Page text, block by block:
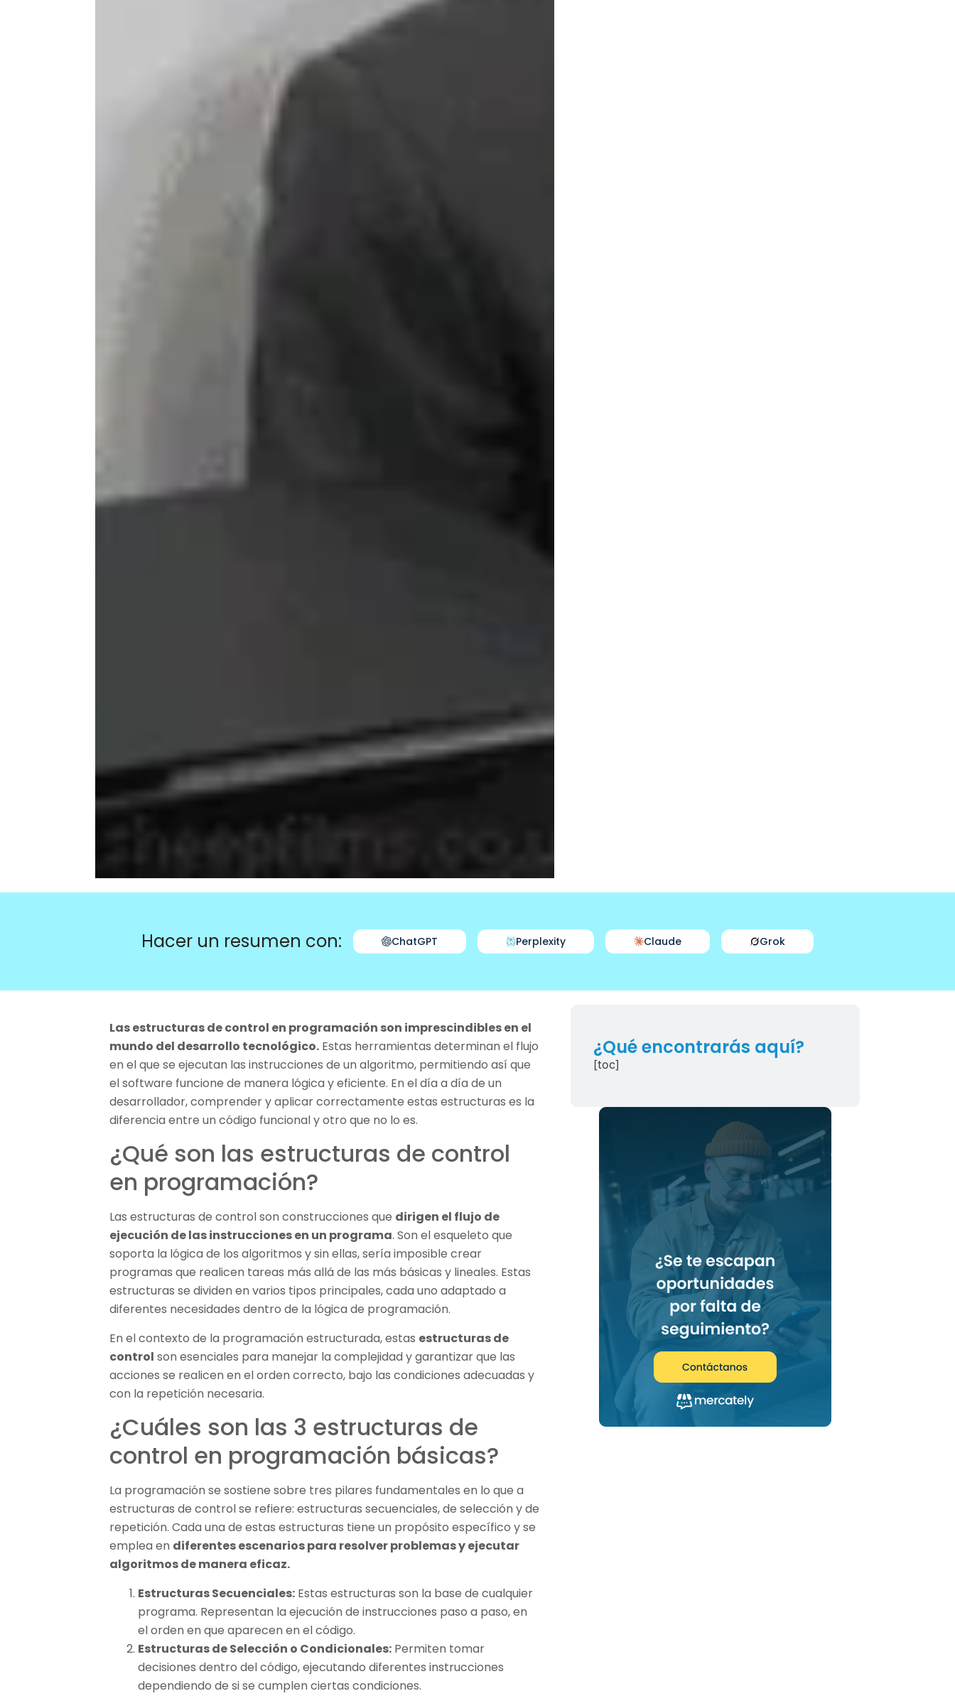
Hacer un resumen con: ChatGPT Perplexity Claude Grok
Las estructuras de control en programación son imprescindibles en el
mundo del desarrollo tecnológico. Estas herramientas determinan el flujo
en el que se ejecutan las instrucciones de un algoritmo, permitiendo así que
el software funcione de manera lógica y eficiente. En el día a día de un
desarrollador, comprender y aplicar correctamente estas estructuras es la
diferencia entre un código funcional y otro que no lo es.
¿Qué son las estructuras de control
en programación?
Las estructuras de control son construcciones que dirigen el flujo de
ejecución de las instrucciones en un programa. Son el esqueleto que
soporta la lógica de los algoritmos y sin ellas, sería imposible crear
programas que realicen tareas más allá de las más básicas y lineales. Estas
estructuras se dividen en varios tipos principales, cada uno adaptado a
diferentes necesidades dentro de la lógica de programación.
En el contexto de la programación estructurada, estas estructuras de
control son esenciales para manejar la complejidad y garantizar que las
acciones se realicen en el orden correcto, bajo las condiciones adecuadas y
con la repetición necesaria.
¿Cuáles son las 3 estructuras de
control en programación básicas?
La programación se sostiene sobre tres pilares fundamentales en lo que a
estructuras de control se refiere: estructuras secuenciales, de selección y de
repetición. Cada una de estas estructuras tiene un propósito específico y se
emplea en diferentes escenarios para resolver problemas y ejecutar
algoritmos de manera eficaz.
Estructuras Secuenciales: Estas estructuras son la base de cualquier
programa. Representan la ejecución de instrucciones paso a paso, en
el orden en que aparecen en el código.
Estructuras de Selección o Condicionales: Permiten tomar
decisiones dentro del código, ejecutando diferentes instrucciones
dependiendo de si se cumplen ciertas condiciones.
¿Qué encontrarás aquí?
[toc]